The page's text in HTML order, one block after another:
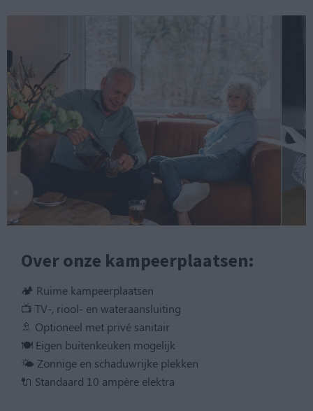
Over onze kampeerplaatsen:
🏕 Ruime kampeerplaatsen
📺 TV-, riool- en wateraansluiting
🚿 Optioneel met privé sanitair
🍽️ Eigen buitenkeuken mogelijk
🌤️ Zonnige en schaduwrijke plekken
🔌 Standaard 10 ampère elektra